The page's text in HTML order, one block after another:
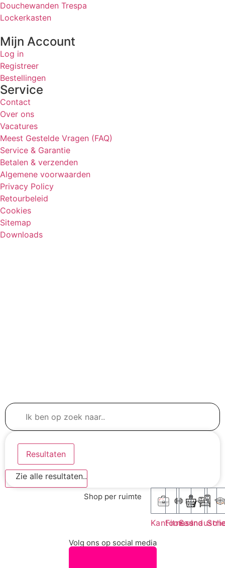
Douchewanden Trespa
Lockerkasten
Mijn Account
Log in
Registreer
Bestellingen
Service
Contact
Over ons
Vacatures
Meest Gestelde Vragen (FAQ)
Service & Garantie
Betalen & verzenden
Algemene voorwaarden
Privacy Policy
Retourbeleid
Cookies
Sitemap
Downloads
Resultaten
Zie alle resultaten..
Shop per ruimte
Kantoor
Fitness
Sauna
Volg ons op social media